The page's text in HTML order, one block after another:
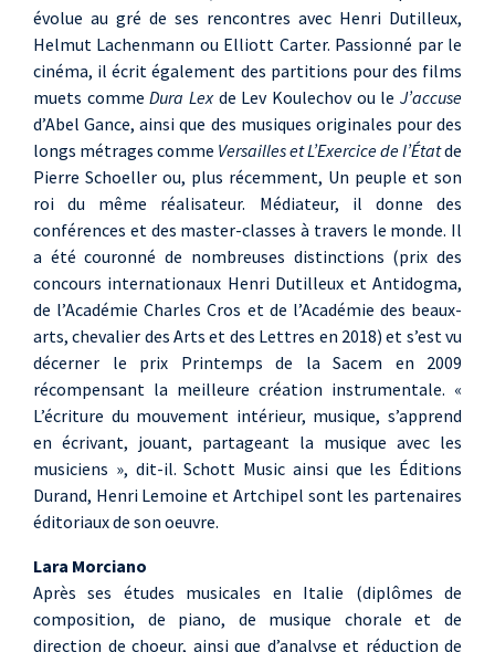
évolue au gré de ses rencontres avec Henri Dutilleux,
Helmut Lachenmann ou Elliott Carter. Passionné par le
cinéma, il écrit également des partitions pour des films
muets commeDura Lex de Lev Koulechov ou leJ’accuse
d’Abel Gance, ainsi que des musiques originales pour des
longs métrages comme Versailles et L’Exercice de l’Étatde
Pierre Schoeller ou, plus récemment, Un peuple et son
roi du même réalisateur. Médiateur, il donne des
conférences et des master-classes à travers le monde. Il
a été couronné de nombreuses distinctions (prix des
concours internationaux Henri Dutilleux et Antidogma,
de l’Académie Charles Cros et de l’Académie des beaux-
arts, chevalier des Arts et des Lettres en 2018) et s’est vu
décerner le prix Printemps de la Sacem en 2009
récompensant la meilleure création instrumentale. «
L’écriture du mouvement intérieur, musique, s’apprend
en écrivant, jouant, partageant la musique avec les
musiciens », dit-il. Schott Music ainsi que les Éditions
Durand, Henri Lemoine et Artchipel sont les partenaires
éditoriaux de son oeuvre.
Lara Morciano
Après ses études musicales en Italie (diplômes de
composition, de piano, de musique chorale et de
direction de choeur, ainsi que d’analyse et réduction de